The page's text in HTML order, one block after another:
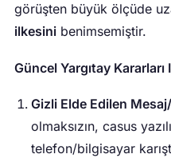
görüşten büyük ölçüde
ilkesini benimsemiştir.
Güncel Yargıtay Kararları
Gizli Elde Edilen
olmaksızın, casus
telefon/bilgisayar